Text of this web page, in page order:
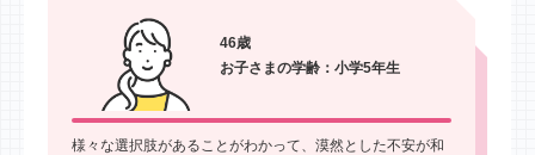
46歳
お子さまの学齢：小学5年生
様々な選択肢があることがわかって、漠然とした不安が和